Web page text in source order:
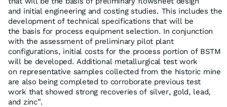
and initial engineering and costing studies. This includes the
development of technical specifications that will be
the basis for process equipment selection. In conjunction
with the assessment of preliminary pilot plant
configurations, initial costs for the process portion of BSTM
will be developed. Additional metallurgical test work
on representative samples collected from the historic mine
are also being completed to corroborate previous test
work that showed strong recoveries of silver, gold, lead,
and zinc”.